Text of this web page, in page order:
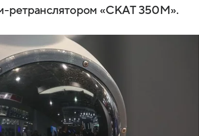
ретранслятором «СКАТ 350М».